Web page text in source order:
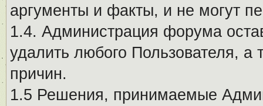
аргументы и факты, и не могут
1.4. Администрация форума
удалить любого Пользователя, а
причин.
1.5 Решения, принимаемые